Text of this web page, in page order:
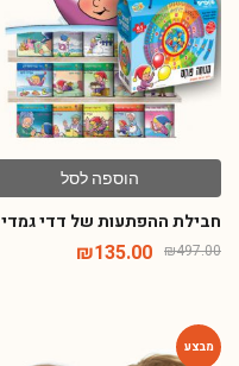
הוספה לסל
חבילת ההפתעות של דדי גמדי
₪497.00
₪135.00